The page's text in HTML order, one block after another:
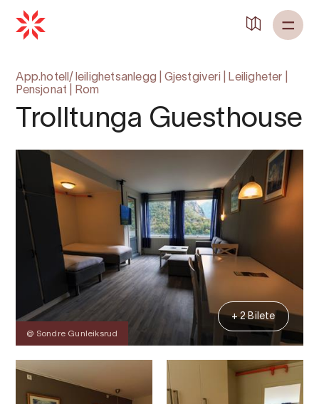
App.hotell/ leilighetsanlegg Gjestgiveri Leiligheter
Pensjonat
Rom
Trolltunga Guesthouse
@ Sondre Gunleiksrud
+ 2 Bilete